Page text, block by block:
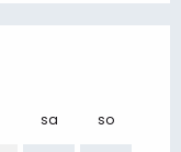
sa so